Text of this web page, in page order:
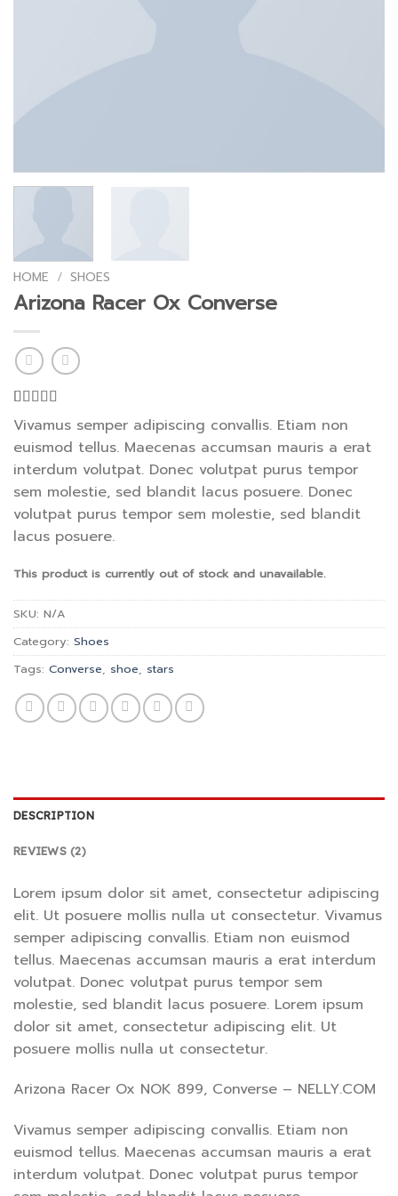
HOME / SHOES
Arizona Racer Ox Converse
Rated
4.00out
of 5
based on
2
customer
ratings
Vivamus semper adipiscing convallis. Etiam non
euismod tellus. Maecenas accumsan mauris a erat
interdum volutpat. Donec volutpat purus tempor
sem molestie, sed blandit lacus posuere. Donec
volutpat purus tempor sem molestie, sed blandit
lacus posuere.
This product is currently out of stock and unavailable.
SKU: N/A
Category: Shoes
Tags: Converse shoe stars
DESCRIPTION
REVIEWS (2)
Lorem ipsum dolor sit amet, consectetur adipiscing
elit. Ut posuere mollis nulla ut consectetur. Vivamus
semper adipiscing convallis. Etiam non euismod
tellus. Maecenas accumsan mauris a erat interdum
volutpat. Donec volutpat purus tempor sem
molestie, sed blandit lacus posuere. Lorem ipsum
dolor sit amet, consectetur adipiscing elit. Ut
posuere mollis nulla ut consectetur.
Arizona Racer Ox NOK 899, Converse – NELLY.COM
Vivamus semper adipiscing convallis. Etiam non
euismod tellus. Maecenas accumsan mauris a erat
interdum volutpat. Donec volutpat purus tempor